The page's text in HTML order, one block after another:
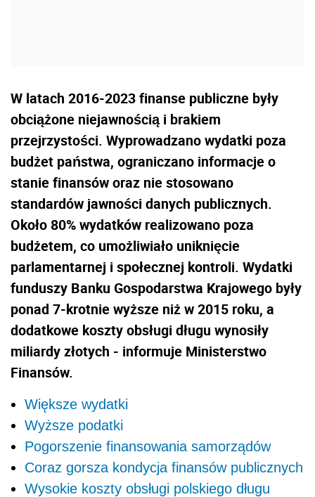
W latach 2016-2023 finanse publiczne były
obciążone niejawnością i brakiem
przejrzystości. Wyprowadzano wydatki poza
budżet państwa, ograniczano informacje o
stanie finansów oraz nie stosowano
standardów jawności danych publicznych.
Około 80% wydatków realizowano poza
budżetem, co umożliwiało uniknięcie
parlamentarnej i społecznej kontroli. Wydatki
funduszy Banku Gospodarstwa Krajowego były
ponad 7-krotnie wyższe niż w 2015 roku, a
dodatkowe koszty obsługi długu wynosiły
miliardy złotych - informuje Ministerstwo
Finansów.
Większe wydatki
Wyższe podatki
Pogorszenie finansowania samorządów
Coraz gorsza kondycja finansów publicznych
Wysokie koszty obsługi polskiego długu